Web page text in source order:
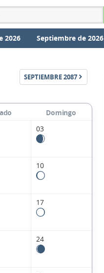
2026 Septiembre de 2026
SEPTIEMBRE2087
Domingo
03
10
17
24